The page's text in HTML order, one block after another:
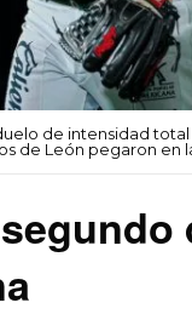
de intensidad
de León pegaron en